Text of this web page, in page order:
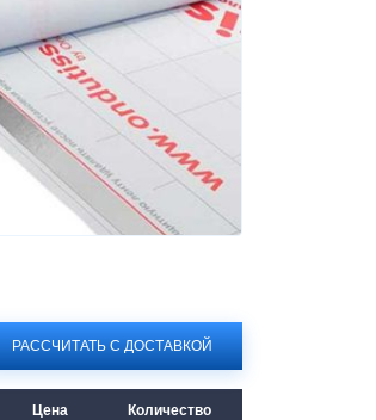
РАССЧИТАТЬ С ДОСТАВКОЙ
Цена Количество